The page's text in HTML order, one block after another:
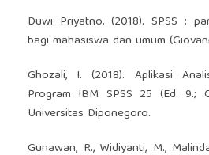
Duwi Priyatno. (2018). SPSS :
bagi mahasiswa dan umum
Ghozali, I. (2018). Aplikasi
Program IBM SPSS 25 (Ed. 9.;
Universitas Diponegoro.
Gunawan, R., Widiyanti, M.,